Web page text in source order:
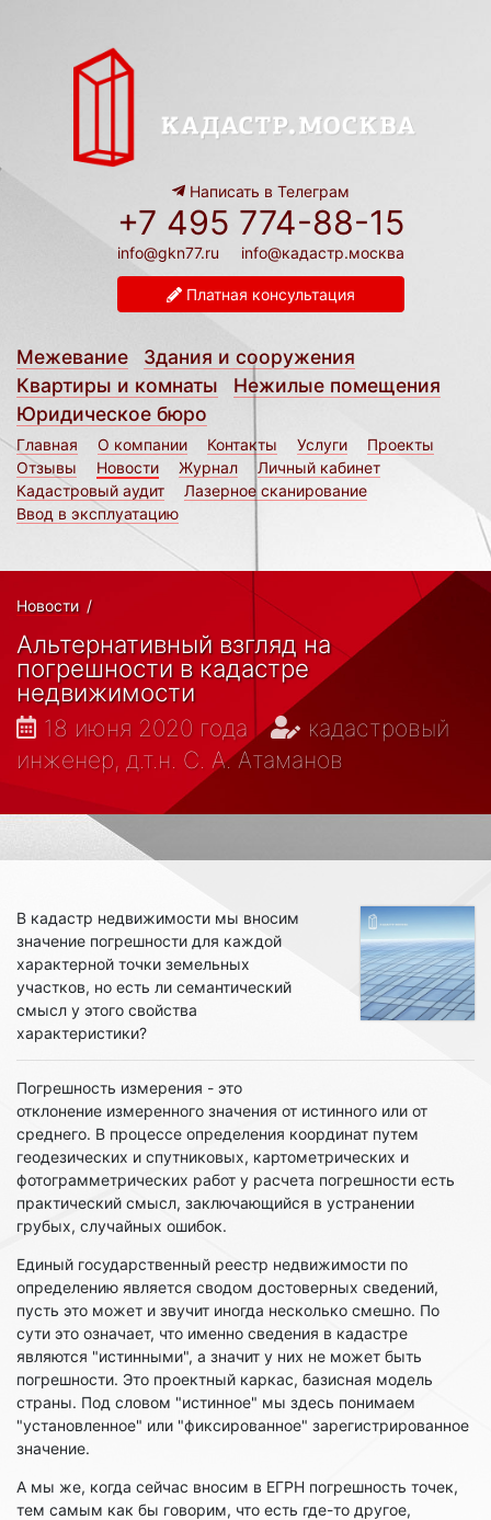
Написать в Телеграм
+7 495 774-88-15
info@gkn77.ru info@кадастр.москва
Платная консультация
Межевание
Здания и сооружения
Квартиры и комнаты
Нежилые помещения
Юридическое бюро
Главная О компании Контакты Услуги
Проекты
Отзывы
Новости Журнал
Личный кабинет
Кадастровый аудит
Лазерное сканирование
Ввод в эксплуатацию
Новости /
Альтернативный взгляд на
погрешности в кадастре
недвижимости
18 июня 2020 года
кадастровый
инженер, д.т.н. С. А. Атаманов
В кадастр недвижимости мы вносим
значение погрешности для каждой
характерной точки земельных
участков, но есть ли семантический
смысл у этого свойства
характеристики?
Погрешность измерения - это
отклонение измеренного значения от истинного или от
среднего. В процессе определения координат путем
геодезических и спутниковых, картометрических и
фотограмметрических работ у расчета погрешности есть
практический смысл, заключающийся в устранении
грубых, случайных ошибок.
Единый государственный реестр недвижимости по
определению является сводом достоверных сведений,
пусть это может и звучит иногда несколько смешно. По
сути это означает, что именно сведения в кадастре
являются "истинными", а значит у них не может быть
погрешности. Это проектный каркас, базисная модель
страны. Под словом "истинное" мы здесь понимаем
"установленное" или "фиксированное" зарегистрированное
значение.
А мы же, когда сейчас вносим в ЕГРН погрешность точек,
тем самым как бы говорим, что есть где-то другое,